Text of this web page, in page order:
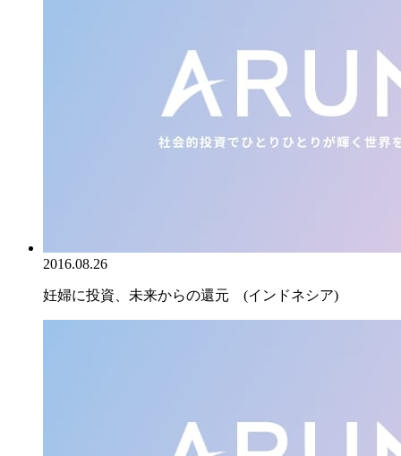
2016.08.26
妊婦に投資、未来からの還元 (インドネシア)